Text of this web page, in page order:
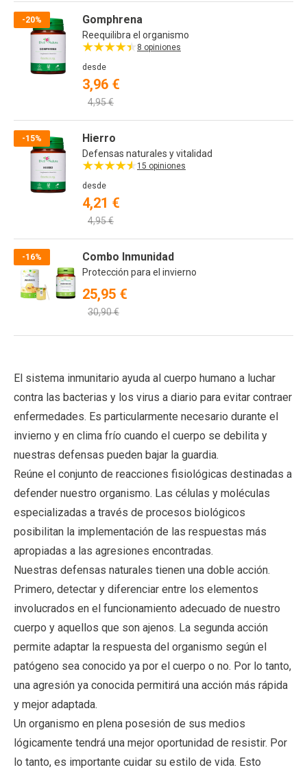
El sistema inmunitario ayuda al cuerpo humano a luchar
contra las bacterias y los virus a diario para evitar contraer
enfermedades. Es particularmente necesario durante el
invierno y en clima frío cuando el cuerpo se debilita y
nuestras defensas pueden bajar la guardia.
Reúne el conjunto de reacciones fisiológicas destinadas a
defender nuestro organismo. Las células y moléculas
especializadas a través de procesos biológicos
posibilitan la implementación de las respuestas más
apropiadas a las agresiones encontradas.
Nuestras defensas naturales tienen una doble acción.
Primero, detectar y diferenciar entre los elementos
involucrados en el funcionamiento adecuado de nuestro
cuerpo y aquellos que son ajenos. La segunda acción
permite adaptar la respuesta del organismo según el
patógeno sea conocido ya por el cuerpo o no. Por lo tanto,
una agresión ya conocida permitirá una acción más rápida
y mejor adaptada.
Un organismo en plena posesión de sus medios
lógicamente tendrá una mejor oportunidad de resistir. Por
lo tanto, es importante cuidar su estilo de vida. Esto
-20% Gomphrena
Reequilibra el organismo
8 opiniones
desde
3,96 €
4,95 €
-15% Hierro
Defensas naturales y vitalidad
15 opiniones
desde
4,21 €
4,95 €
-16% Combo Inmunidad
Protección para el invierno
25,95 €
30,90 €